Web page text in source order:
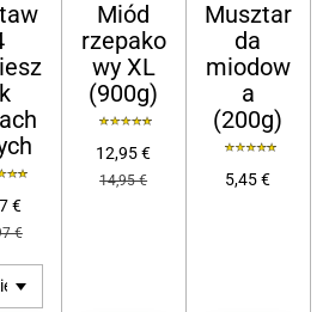
€
€
Miód
rzepako
wy XL
(900g)
12,95 €
14,95 €
Musztar
da
miodow
a
(200g)
5,45 €